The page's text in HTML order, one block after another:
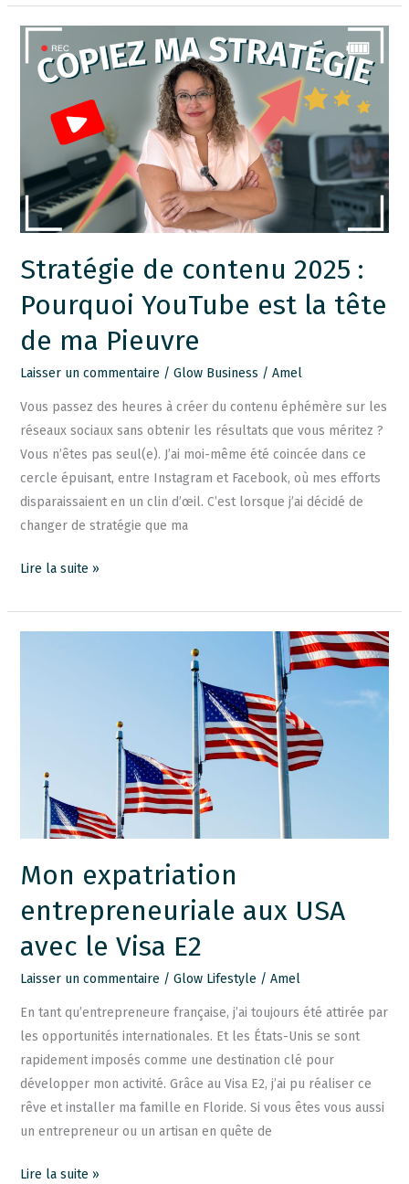
Stratégie de contenu 2025 :
Pourquoi YouTube est la tête
de ma Pieuvre
Laisser un commentaire / Glow Business / Amel
Vous passez des heures à créer du contenu éphémère sur les
réseaux sociaux sans obtenir les résultats que vous méritez ?
Vous n’êtes pas seul(e). J’ai moi-même été coincée dans ce
cercle épuisant, entre Instagram et Facebook, où mes efforts
disparaissaient en un clin d’œil. C’est lorsque j’ai décidé de
changer de stratégie que ma
Stratégie
de
contenu
YouTube
est
la
de
ma
Lire la suite »
Mon expatriation
entrepreneuriale aux USA
avec le Visa E2
Laisser un commentaire / Glow Lifestyle / Amel
En tant qu’entrepreneure française, j’ai toujours été attirée par
les opportunités internationales. Et les États-Unis se sont
rapidement imposés comme une destination clé pour
développer mon activité. Grâce au Visa E2, j’ai pu réaliser ce
rêve et installer ma famille en Floride. Si vous êtes vous aussi
un entrepreneur ou un artisan en quête de
Lire la suite »